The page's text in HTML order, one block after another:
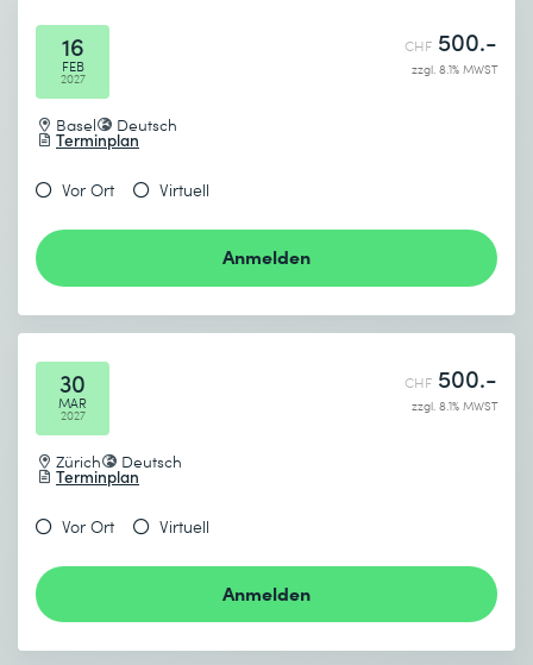
16
FEB
2027
Basel Deutsch
Terminplan
CHF 500.-
zzgl. 8.1% MWST
Vor Ort Virtuell
Anmelden
30
MAR
2027
Zürich Deutsch
Terminplan
CHF 500.-
zzgl. 8.1% MWST
Vor Ort Virtuell
Anmelden